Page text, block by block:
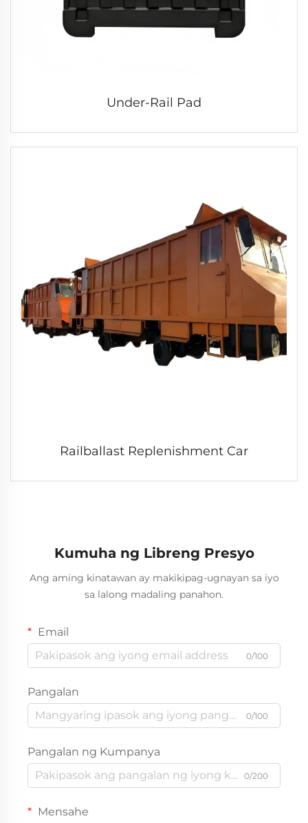
Under-Rail Pad
Railballast Replenishment Car
Kumuha ng Libreng Presyo
Ang aming kinatawan ay makikipag-ugnayan sa iyo
sa lalong madaling panahon.
Email
0/100
Pangalan
0/100
Pangalan ng Kumpanya
0/200
Mensahe